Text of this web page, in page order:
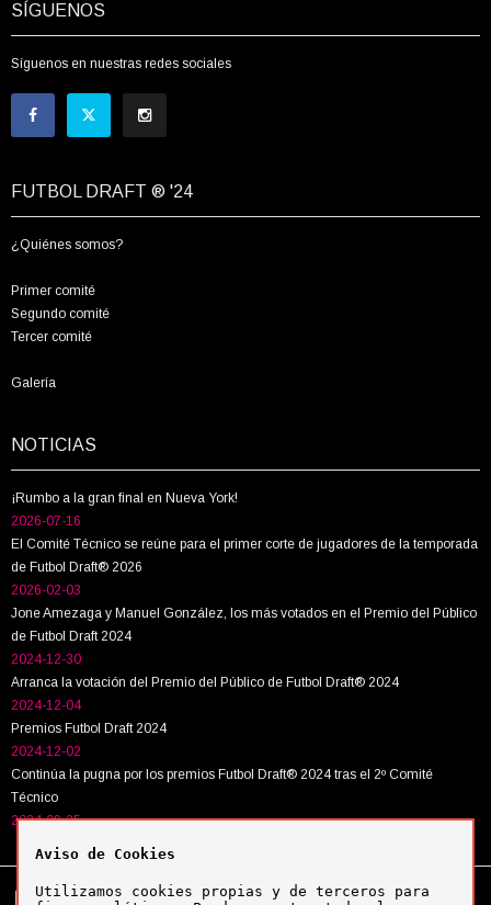
SÍGUENOS
Síguenos en nuestras redes sociales
FUTBOL DRAFT ® '24
¿Quiénes somos?
Primer comité
Segundo comité
Tercer comité
Galería
NOTICIAS
¡Rumbo a la gran final en Nueva York!
2026-07-16
El Comité Técnico se reúne para el primer corte de jugadores de la temporada
de Futbol Draft® 2026
2026-02-03
Jone Amezaga y Manuel González, los más votados en el Premio del Público
de Futbol Draft 2024
2024-12-30
Arranca la votación del Premio del Público de Futbol Draft® 2024
2024-12-04
Premios Futbol Draft 2024
2024-12-02
Continúa la pugna por los premios Futbol Draft® 2024 tras el 2º Comité
Técnico
2024-09-25
Tel: +34 943 63 40 63 Política de cookies
Aviso de Cookies
Utilizamos cookies propias y de terceros para